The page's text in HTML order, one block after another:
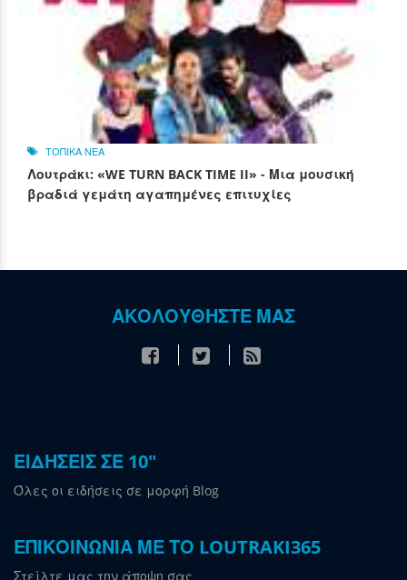
ΤΟΠΙΚΑ ΝΕΑ
Λουτράκι: «WE TURN BACK TIME II» - Μια μουσική
βραδιά γεμάτη αγαπημένες επιτυχίες
ΑΚΟΛΟΥΘΗΣΤΕ ΜΑΣ
ΕΙΔΗΣΕΙΣ ΣΕ 10"
Όλες οι ειδήσεις σε μορφή Blog
ΕΠΙΚΟΙΝΩΝΙΑ ΜΕ ΤΟ LOUTRAKI365
Στείλτε μας την άποψη σας